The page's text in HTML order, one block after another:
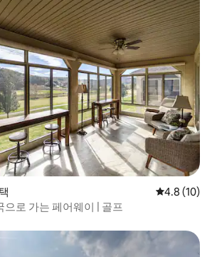
평점 4.8점(5
4.8 (10)
으로 가는 페어웨이 | 골프